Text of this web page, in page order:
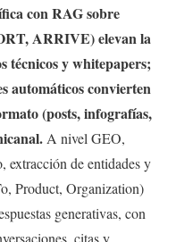
con RAG sobre
ARRIVE) elevan la
técnicos y whitepapers;
automáticos convierten
(posts, infografías,
A nivel GEO,
extracción de entidades y
Product, Organization)
generativas, con